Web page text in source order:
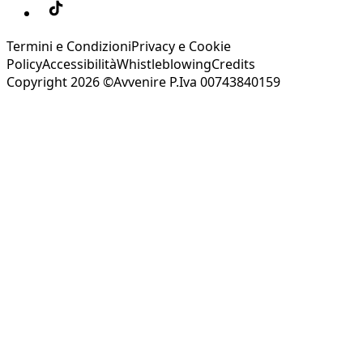
Termini e CondizioniPrivacy e Cookie
PolicyAccessibilitàWhistleblowingCredits
Copyright 2026 ©Avvenire P.Iva 00743840159